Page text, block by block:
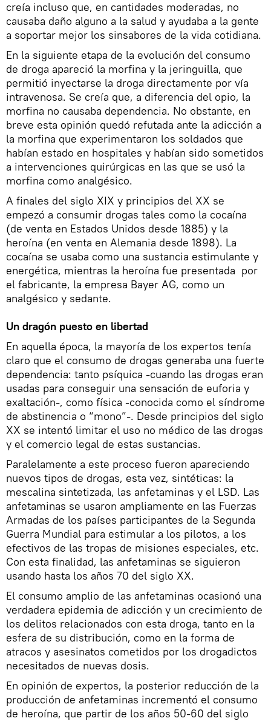
creía incluso que, en cantidades moderadas, no
causaba daño alguno a la salud y ayudaba a la gente
a soportar mejor los sinsabores de la vida cotidiana.
En la siguiente etapa de la evolución del consumo
de droga apareció la morfina y la jeringuilla, que
permitió inyectarse la droga directamente por vía
intravenosa. Se creía que, a diferencia del opio, la
morfina no causaba dependencia. No obstante, en
breve esta opinión quedó refutada ante la adicción a
la morfina que experimentaron los soldados que
habían estado en hospitales y habían sido sometidos
a intervenciones quirúrgicas en las que se usó la
morfina como analgésico.
A finales del siglo XIX y principios del XX se
empezó a consumir drogas tales como la cocaína
(de venta en Estados Unidos desde 1885) y la
heroína (en venta en Alemania desde 1898). La
cocaína se usaba como una sustancia estimulante y
energética, mientras la heroína fue presentada por
el fabricante, la empresa Bayer AG, como un
analgésico y sedante.
Un dragón puesto en libertad
En aquella época, la mayoría de los expertos tenía
claro que el consumo de drogas generaba una fuerte
dependencia: tanto psíquica -cuando las drogas eran
usadas para conseguir una sensación de euforia y
exaltación-, como física -conocida como el síndrome
de abstinencia o “mono”-. Desde principios del siglo
XX se intentó limitar el uso no médico de las drogas
y el comercio legal de estas sustancias.
Paralelamente a este proceso fueron apareciendo
nuevos tipos de drogas, esta vez, sintéticas: la
mescalina sintetizada, las anfetaminas y el LSD. Las
anfetaminas se usaron ampliamente en las Fuerzas
Armadas de los países participantes de la Segunda
Guerra Mundial para estimular a los pilotos, a los
efectivos de las tropas de misiones especiales, etc.
Con esta finalidad, las anfetaminas se siguieron
usando hasta los años 70 del siglo XX.
El consumo amplio de las anfetaminas ocasionó una
verdadera epidemia de adicción y un crecimiento de
los delitos relacionados con esta droga, tanto en la
esfera de su distribución, como en la forma de
atracos y asesinatos cometidos por los drogadictos
necesitados de nuevas dosis.
En opinión de expertos, la posterior reducción de la
producción de anfetaminas incrementó el consumo
de heroína, que partir de los años 50-60 del siglo